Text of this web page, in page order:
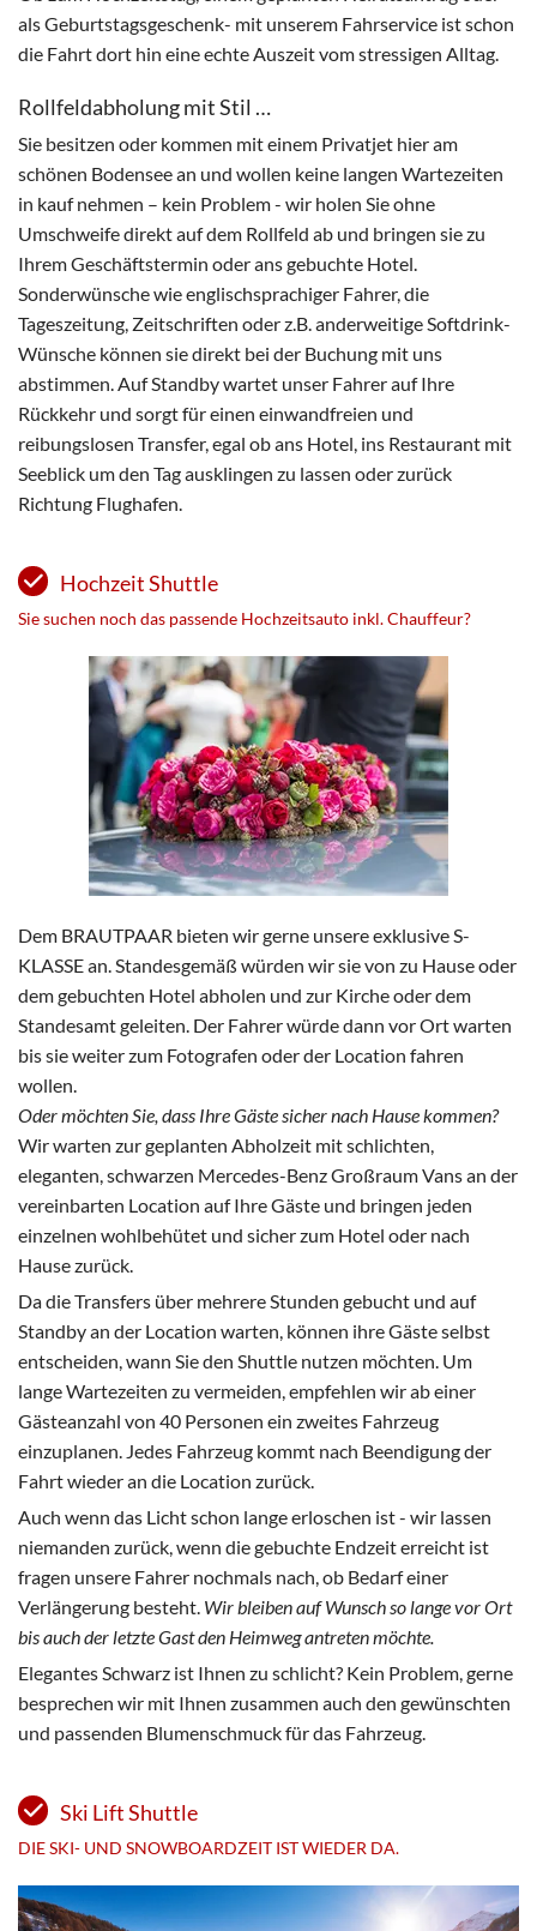
als Geburtstagsgeschenk- mit unserem Fahrservice ist schon
die Fahrt dort hin eine echte Auszeit vom stressigen Alltag.
Rollfeldabholung mit Stil …
Sie besitzen oder kommen mit einem Privatjet hier am
schönen Bodensee an und wollen keine langen Wartezeiten
in kauf nehmen – kein Problem - wir holen Sie ohne
Umschweife direkt auf dem Rollfeld ab und bringen sie zu
Ihrem Geschäftstermin oder ans gebuchte Hotel.
Sonderwünsche wie englischsprachiger Fahrer, die
Tageszeitung, Zeitschriften oder z.B. anderweitige Softdrink-
Wünsche können sie direkt bei der Buchung mit uns
abstimmen. Auf Standby wartet unser Fahrer auf Ihre
Rückkehr und sorgt für einen einwandfreien und
reibungslosen Transfer, egal ob ans Hotel, ins Restaurant mit
Seeblick um den Tag ausklingen zu lassen oder zurück
Richtung Flughafen.
Hochzeit Shuttle
Sie suchen noch das passende Hochzeitsauto inkl. Chauffeur?
Dem BRAUTPAAR bieten wir gerne unsere exklusive S-
KLASSE an. Standesgemäß würden wir sie von zu Hause oder
dem gebuchten Hotel abholen und zur Kirche oder dem
Standesamt geleiten. Der Fahrer würde dann vor Ort warten
bis sie weiter zum Fotografen oder der Location fahren
wollen.
Oder möchten Sie, dass Ihre Gäste sicher nach Hause kommen?
Wir warten zur geplanten Abholzeit mit schlichten,
eleganten, schwarzen Mercedes-Benz Großraum Vans an der
vereinbarten Location auf Ihre Gäste und bringen jeden
einzelnen wohlbehütet und sicher zum Hotel oder nach
Hause zurück.
Da die Transfers über mehrere Stunden gebucht und auf
Standby an der Location warten, können ihre Gäste selbst
entscheiden, wann Sie den Shuttle nutzen möchten. Um
lange Wartezeiten zu vermeiden, empfehlen wir ab einer
Gästeanzahl von 40 Personen ein zweites Fahrzeug
einzuplanen. Jedes Fahrzeug kommt nach Beendigung der
Fahrt wieder an die Location zurück.
Auch wenn das Licht schon lange erloschen ist - wir lassen
niemanden zurück, wenn die gebuchte Endzeit erreicht ist
fragen unsere Fahrer nochmals nach, ob Bedarf einer
Verlängerung besteht. Wir bleiben auf Wunsch so lange vor Ort
bis auch der letzte Gast den Heimweg antreten möchte.
Elegantes Schwarz ist Ihnen zu schlicht? Kein Problem, gerne
besprechen wir mit Ihnen zusammen auch den gewünschten
und passenden Blumenschmuck für das Fahrzeug.
Ski Lift Shuttle
DIE SKI- UND SNOWBOARDZEIT IST WIEDER DA.